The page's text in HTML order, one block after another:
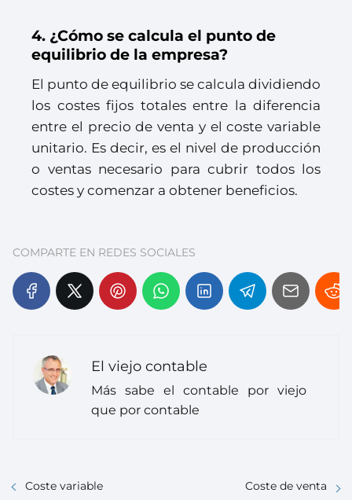
4. ¿Cómo se calcula el punto de
equilibrio de la empresa?
El punto de equilibrio se calcula dividiendo
los costes fijos totales entre la diferencia
entre el precio de venta y el coste variable
unitario. Es decir, es el nivel de producción
o ventas necesario para cubrir todos los
costes y comenzar a obtener beneficios.
COMPARTE EN REDES SOCIALES
El viejo contable
Más sabe el contable por viejo
que por contable
Coste variable Coste de venta